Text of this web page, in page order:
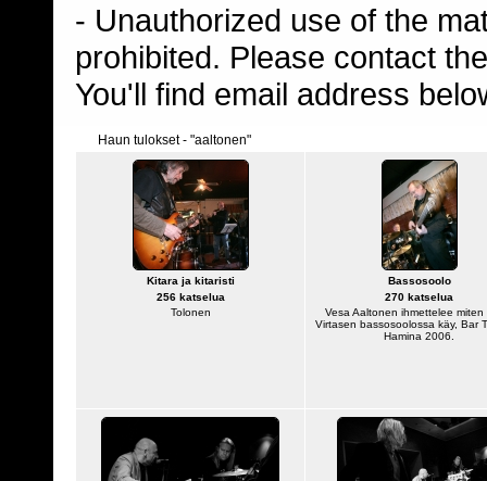
- Unauthorized use of the
prohibited. Please contact
You'll find email address
Haun tulokset - "aaltonen"
Kitara ja kitaristi
256 katselua
Tolonen
Bassosoolo
270 katselua
Vesa Aaltonen ihmettelee miten
Virtasen bassosoolossa käy, Bar
Hamina 2006.